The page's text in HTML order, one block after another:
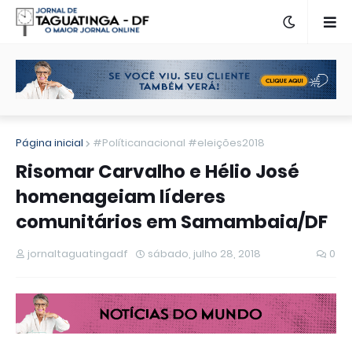
Página inicial #Políticanacional #eleições2018
Risomar Carvalho e Hélio José
homenageiam líderes
comunitários em Samambaia/DF
jornaltaguatingadf sábado, julho 28, 2018 0